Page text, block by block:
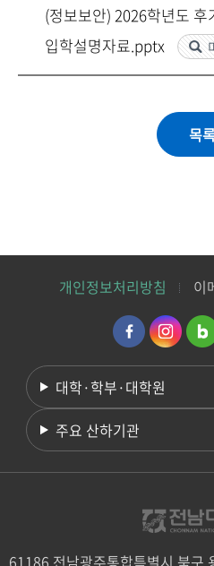
(정보보안) 2026학년도
입학설명자료.pptx
개인정보처리방침 이
대학·학부·대학원
주요 산하기관
61186 전남광주통합특별시 북구